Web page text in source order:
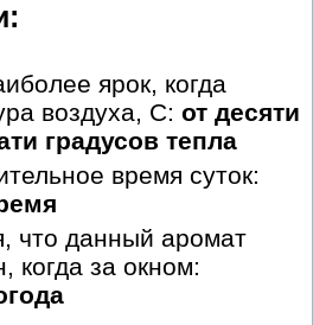
ярок, когда
воздуха, С: от десяти
градусов тепла
время суток:
что данный аромат
когда за окном: